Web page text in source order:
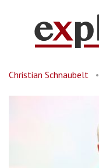
(Accesskey
Christian Schnaubelt